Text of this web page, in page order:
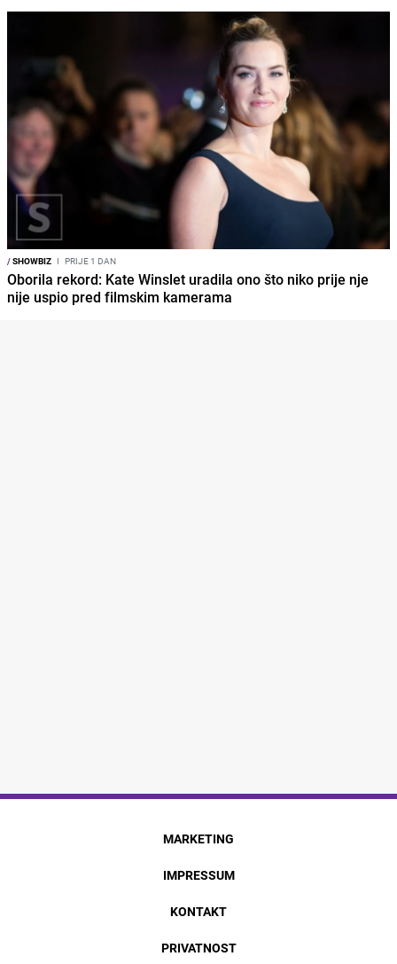
/SHOWBIZ I PRIJE 1 DAN
Oborila rekord: Kate Winslet uradila ono što niko prije nje
nije uspio pred filmskim kamerama
MARKETING
IMPRESSUM
KONTAKT
PRIVATNOST